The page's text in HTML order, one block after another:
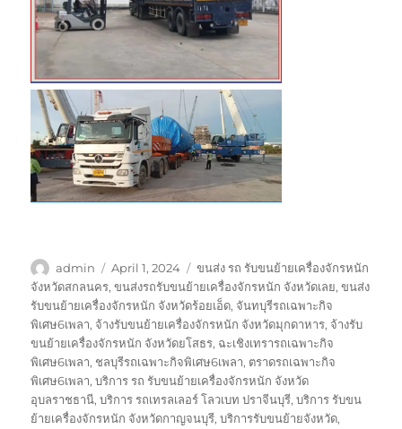
Author
admin
Posted
on
April 1, 2024 Tags
ขนส่ง รถ รับขนย้ายเครื่องจักรหนัก
จังหวัดสกลนคร,ขนส่งรถรับขนย้ายเครื่องจักรหนัก จังหวัดเลย,ขนส่ง
รับขนย้ายเครื่องจักรหนัก จังหวัดร้อยเอ็ด, จันทบุรีรถเฉพาะกิจ
พิเศษ6เพลา, จ้างรับขนย้ายเครื่องจักรหนัก จังหวัดมุกดาหาร, จ้างรับ
ขนย้ายเครื่องจักรหนัก จังหวัดยโสธร, ฉะเชิงเทรารถเฉพาะกิจ
พิเศษ6เพลา, ชลบุรีรถเฉพาะกิจพิเศษ6เพลา, ตราดรถเฉพาะกิจ
พิเศษ6เพลา,บริการ รถ รับขนย้ายเครื่องจักรหนัก จังหวัด
อุบลราชธานี,บริการ รถเทรลเลอร์ โลวเบท ปราจีนบุรี,บริการ รับขน
ย้ายเครื่องจักรหนัก จังหวัดกาญจนบุรี,บริการรับขนย้ายจังหวัด,